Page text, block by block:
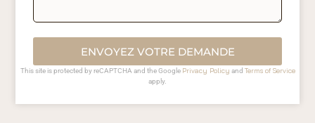
ENVOYEZ VOTRE DEMANDE
This site is protected by reCAPTCHA and the Google Privacy Policy and Terms of Service
apply.